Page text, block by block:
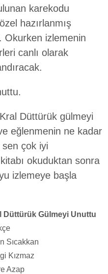
karekodu
hazırlanmış
Okurken izlemenin
canlı olarak
Düttürük gülmeyi
eğlenmenin ne kadar
çok iyi
okuduktan sonra
izlemeye başla
Düttürük Gülmeyi Unuttu
Sıcakkan
Kızmaz
Azap